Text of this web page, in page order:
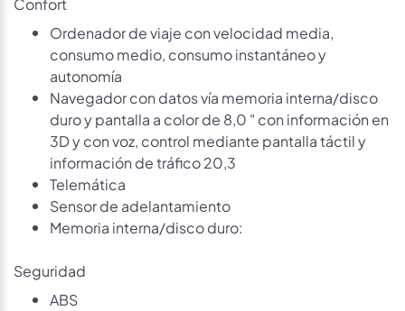
Ordenador de viaje con velocidad media,
consumo medio, consumo instantáneo y
autonomía
Navegador con datos vía memoria interna/disco
duro y pantalla a color de 8,0 " con información en
3D y con voz, control mediante pantalla táctil y
información de tráfico 20,3
Telemática
Sensor de adelantamiento
Memoria interna/disco duro:
Seguridad
ABS